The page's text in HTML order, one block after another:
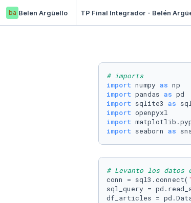
ba Belen Argüello TP Final Integrador - Belén
# imports
import numpy as
import pandas as
import sqlite3 as
import
import
import seaborn as
# Levanto los datos
conn = sql3.connect(
sql_query =
df_articles =